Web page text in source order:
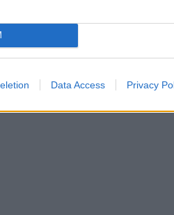
Data Access Privacy
ελληνοποιήσεων και
καθώς και την